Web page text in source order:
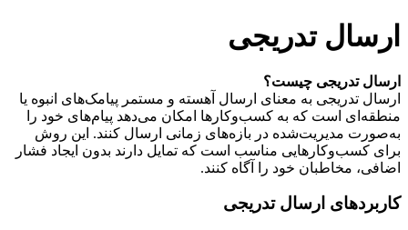
ارسال تدریجی
ارسال تدریجی چیست؟
ارسال تدریجی به معنای ارسال آهسته و مستمر پیامک‌های انبوه یا
منطقه‌ای است که به کسب‌وکارها امکان می‌دهد پیام‌های خود را
به‌صورت مدیریت‌شده در بازه‌های زمانی ارسال کنند. این روش
برای کسب‌وکارهایی مناسب است که تمایل دارند بدون ایجاد فشار
اضافی، مخاطبان خود را آگاه کنند.
کاربردهای ارسال تدریجی